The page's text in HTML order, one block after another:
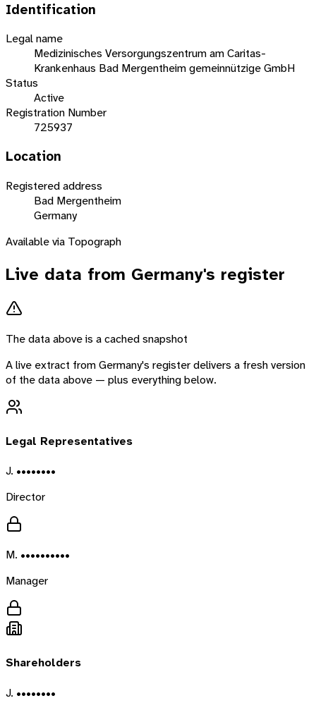
Identification
Legal name
Medizinisches Versorgungszentrum am Caritas-
Krankenhaus Bad Mergentheim gemeinnützige GmbH
Status
Active
Registration Number
725937
Location
Registered address
Bad Mergentheim
Germany
Available via Topograph
Live data from Germany's register
The data above is a cached snapshot
A live extract fromGermany's register delivers a fresh version
of the data above — plus everything below.
Legal Representatives
J. ••••••••
Director
M. ••••••••••
Manager
Shareholders
J. ••••••••